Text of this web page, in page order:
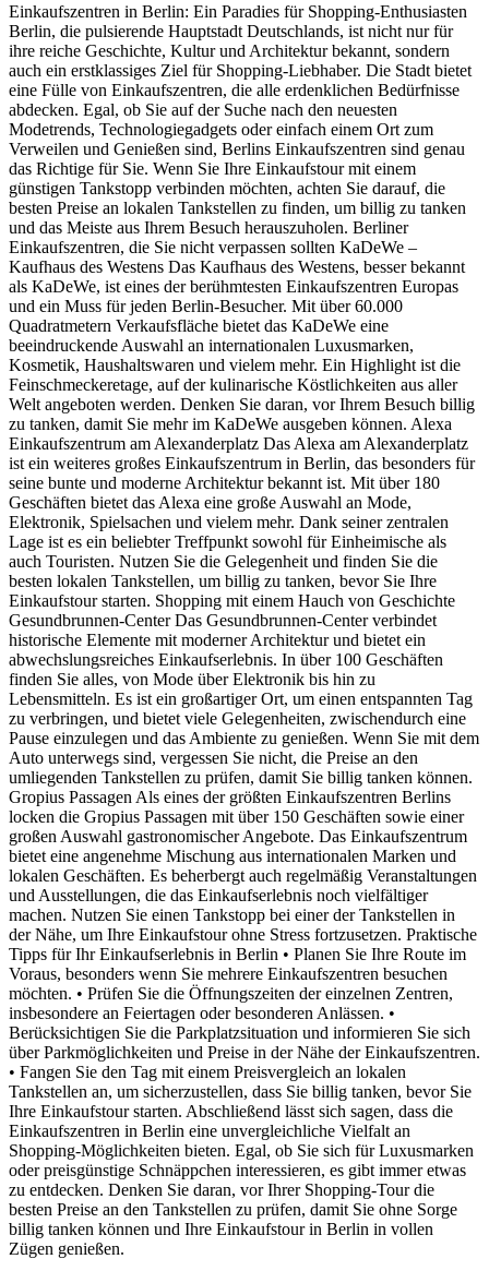
Einkaufszentren in Berlin: Ein Paradies für Shopping-Enthusiasten
Berlin, die pulsierende Hauptstadt Deutschlands, ist nicht nur für
ihre reiche Geschichte, Kultur und Architektur bekannt, sondern
auch ein erstklassiges Ziel für Shopping-Liebhaber. Die Stadt bietet
eine Fülle von Einkaufszentren, die alle erdenklichen Bedürfnisse
abdecken. Egal, ob Sie auf der Suche nach den neuesten
Modetrends, Technologiegadgets oder einfach einem Ort zum
Verweilen und Genießen sind, Berlins Einkaufszentren sind genau
das Richtige für Sie. Wenn Sie Ihre Einkaufstour mit einem
günstigen Tankstopp verbinden möchten, achten Sie darauf, die
besten Preise an lokalen Tankstellen zu finden, um billig zu tanken
und das Meiste aus Ihrem Besuch herauszuholen. Berliner
Einkaufszentren, die Sie nicht verpassen sollten KaDeWe –
Kaufhaus des Westens Das Kaufhaus des Westens, besser bekannt
als KaDeWe, ist eines der berühmtesten Einkaufszentren Europas
und ein Muss für jeden Berlin-Besucher. Mit über 60.000
Quadratmetern Verkaufsfläche bietet das KaDeWe eine
beeindruckende Auswahl an internationalen Luxusmarken,
Kosmetik, Haushaltswaren und vielem mehr. Ein Highlight ist die
Feinschmeckeretage, auf der kulinarische Köstlichkeiten aus aller
Welt angeboten werden. Denken Sie daran, vor Ihrem Besuch billig
zu tanken, damit Sie mehr im KaDeWe ausgeben können. Alexa
Einkaufszentrum am Alexanderplatz Das Alexa am Alexanderplatz
ist ein weiteres großes Einkaufszentrum in Berlin, das besonders für
seine bunte und moderne Architektur bekannt ist. Mit über 180
Geschäften bietet das Alexa eine große Auswahl an Mode,
Elektronik, Spielsachen und vielem mehr. Dank seiner zentralen
Lage ist es ein beliebter Treffpunkt sowohl für Einheimische als
auch Touristen. Nutzen Sie die Gelegenheit und finden Sie die
besten lokalen Tankstellen, um billig zu tanken, bevor Sie Ihre
Einkaufstour starten. Shopping mit einem Hauch von Geschichte
Gesundbrunnen-Center Das Gesundbrunnen-Center verbindet
historische Elemente mit moderner Architektur und bietet ein
abwechslungsreiches Einkaufserlebnis. In über 100 Geschäften
finden Sie alles, von Mode über Elektronik bis hin zu
Lebensmitteln. Es ist ein großartiger Ort, um einen entspannten Tag
zu verbringen, und bietet viele Gelegenheiten, zwischendurch eine
Pause einzulegen und das Ambiente zu genießen. Wenn Sie mit dem
Auto unterwegs sind, vergessen Sie nicht, die Preise an den
umliegenden Tankstellen zu prüfen, damit Sie billig tanken können.
Gropius Passagen Als eines der größten Einkaufszentren Berlins
locken die Gropius Passagen mit über 150 Geschäften sowie einer
großen Auswahl gastronomischer Angebote. Das Einkaufszentrum
bietet eine angenehme Mischung aus internationalen Marken und
lokalen Geschäften. Es beherbergt auch regelmäßig Veranstaltungen
und Ausstellungen, die das Einkaufserlebnis noch vielfältiger
machen. Nutzen Sie einen Tankstopp bei einer der Tankstellen in
der Nähe, um Ihre Einkaufstour ohne Stress fortzusetzen. Praktische
Tipps für Ihr Einkaufserlebnis in Berlin • Planen Sie Ihre Route im
Voraus, besonders wenn Sie mehrere Einkaufszentren besuchen
möchten. • Prüfen Sie die Öffnungszeiten der einzelnen Zentren,
insbesondere an Feiertagen oder besonderen Anlässen. •
Berücksichtigen Sie die Parkplatzsituation und informieren Sie sich
über Parkmöglichkeiten und Preise in der Nähe der Einkaufszentren.
• Fangen Sie den Tag mit einem Preisvergleich an lokalen
Tankstellen an, um sicherzustellen, dass Sie billig tanken, bevor Sie
Ihre Einkaufstour starten. Abschließend lässt sich sagen, dass die
Einkaufszentren in Berlin eine unvergleichliche Vielfalt an
Shopping-Möglichkeiten bieten. Egal, ob Sie sich für Luxusmarken
oder preisgünstige Schnäppchen interessieren, es gibt immer etwas
zu entdecken. Denken Sie daran, vor Ihrer Shopping-Tour die
besten Preise an den Tankstellen zu prüfen, damit Sie ohne Sorge
billig tanken können und Ihre Einkaufstour in Berlin in vollen
Zügen genießen.